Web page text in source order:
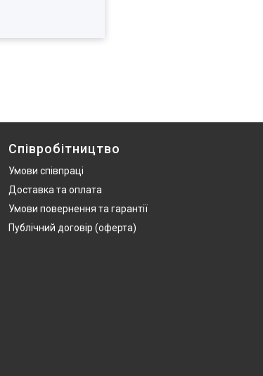
Співробітництво
Умови співпраці
Доставка та оплата
Умови повернення та гарантії
Публічний договір (оферта)